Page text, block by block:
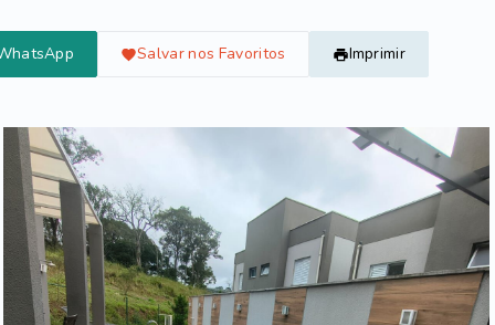
Salvar nos Favoritos Imprimir